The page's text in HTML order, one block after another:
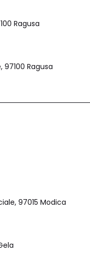
Ragusa
97100 Ragusa
97015 Modica